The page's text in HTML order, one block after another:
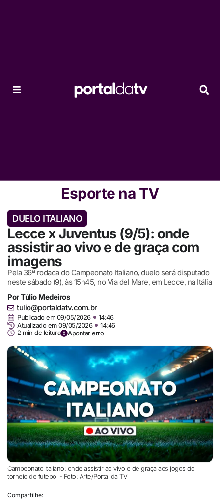
Esporte na TV
DUELO ITALIANO
Lecce x Juventus (9/5): onde
assistir ao vivo e de graça com
imagens
Pela 36ª rodada do Campeonato Italiano, duelo será disputado
neste sábado (9), às 15h45, no Via del Mare, em Lecce, na Itália
PorTúlio Medeiros
tulio@portaldatv.com.br
Publicado em 09/05/2026
14:46
Atualizado em 09/05/2026
14:46
2 min de leitura
Apontar erro
Campeonato Italiano: onde assistir ao vivo e de graça aos jogos do
torneio de futebol - Foto: Arte/Portal da TV
Compartilhe: